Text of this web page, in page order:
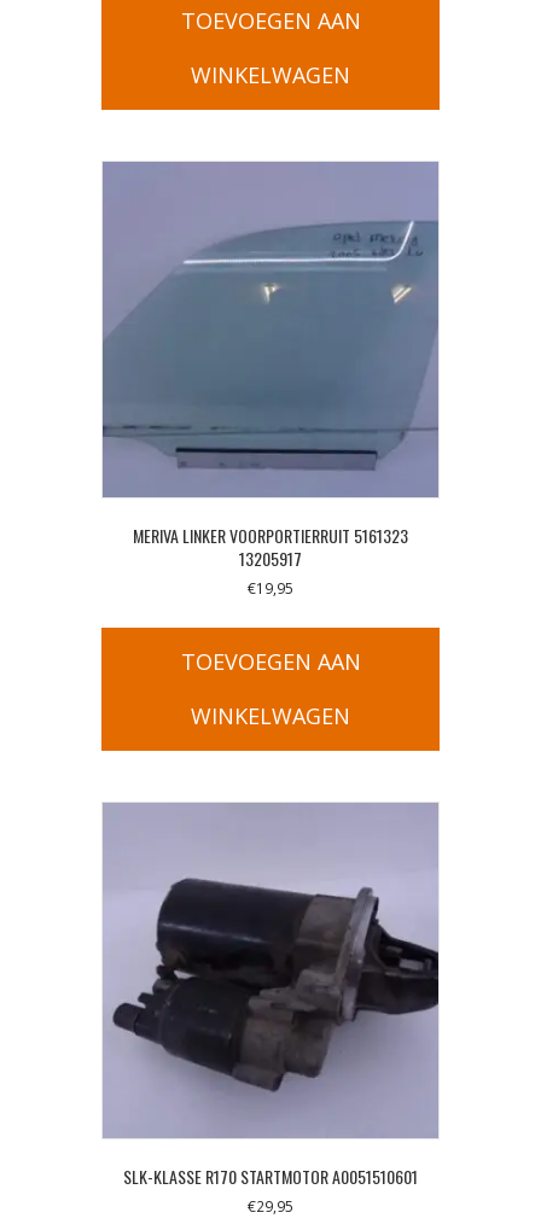
TOEVOEGEN AAN
WINKELWAGEN
MERIVA LINKER VOORPORTIERRUIT 5161323
13205917
€19,95
TOEVOEGEN AAN
WINKELWAGEN
SLK-KLASSE R170 STARTMOTOR A0051510601
€29,95